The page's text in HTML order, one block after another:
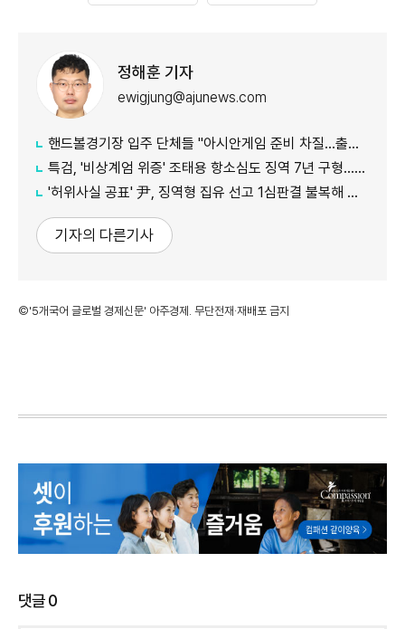
정해훈 기자
ewigjung@ajunews.com
핸드볼경기장 입주 단체들 "아시안게임 준비 차질…출입 협조 간곡히 요청"
특검, '비상계엄 위증' 조태용 항소심도 징역 7년 구형…내달 19일 선고
'허위사실 공표' 尹, 징역형 집유 선고 1심판결 불복해 항소
기자의 다른기사
©'5개국어 글로벌 경제신문' 아주경제. 무단전재·재배포 금지
댓글0